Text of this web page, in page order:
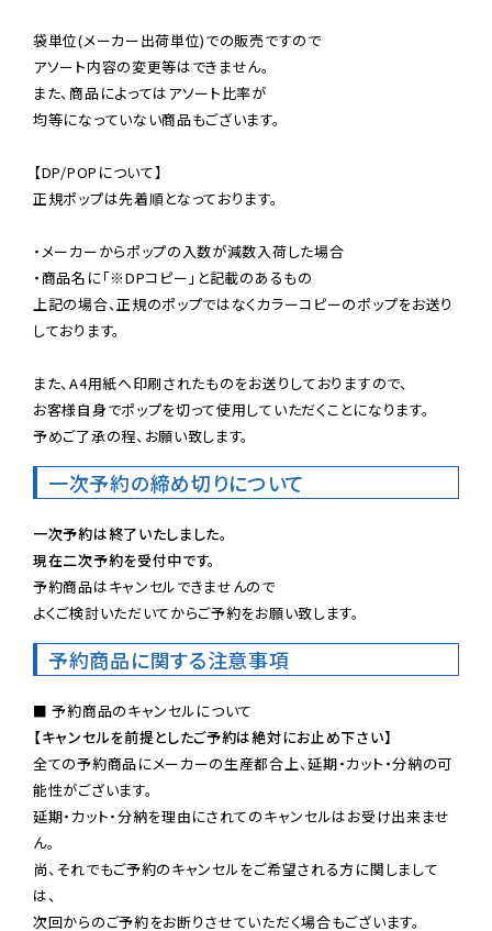
袋単位(メーカー出荷単位)での販売ですので
アソート内容の変更等はできません。
また、商品によってはアソート比率が
均等になっていない商品もございます。
【DP/POPについて】
正規ポップは先着順となっております。
・メーカーからポップの入数が減数入荷した場合
・商品名に「※DPコピー」と記載のあるもの
上記の場合、正規のポップではなくカラーコピーのポップをお送り
しております。
また、A4用紙へ印刷されたものをお送りしておりますので、
お客様自身でポップを切って使用していただくことになります。
予めご了承の程、お願い致します。
一次予約の締め切りについて
一次予約は終了いたしました。
現在二次予約を受付中です。
予約商品はキャンセルできませんので
よくご検討いただいてからご予約をお願い致します。
予約商品に関する注意事項
【キャンセルを前提としたご予約は絶対にお止め下さい】
全ての予約商品にメーカーの生産都合上、延期・カット・分納の可
能性がございます。
延期・カット・分納を理由にされてのキャンセルはお受け出来ませ
ん。
尚、それでもご予約のキャンセルをご希望される方に関しまして
は、
次回からのご予約をお断りさせていただく場合もございます。